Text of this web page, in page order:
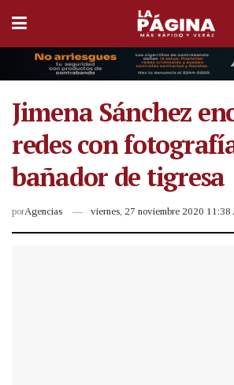
Jimena Sánchez
redes con
bañador de tigresa
porAgencias viernes, 27 noviembre 2020 11:38